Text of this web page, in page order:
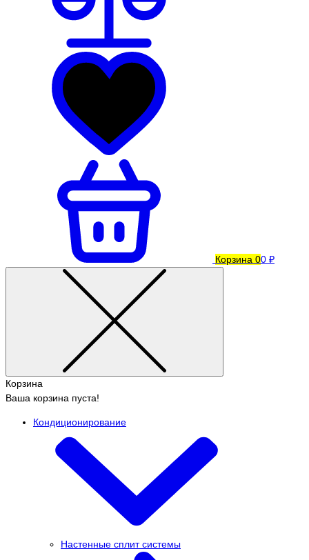
Корзина 00 ₽
Корзина
Ваша корзина пуста!
Кондиционирование
Настенные сплит системы